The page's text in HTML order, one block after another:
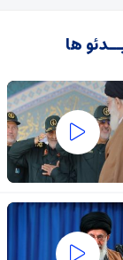
ها